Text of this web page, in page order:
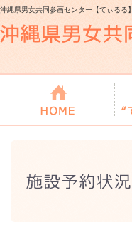
沖縄県男女共同参画センター【てぃるる】